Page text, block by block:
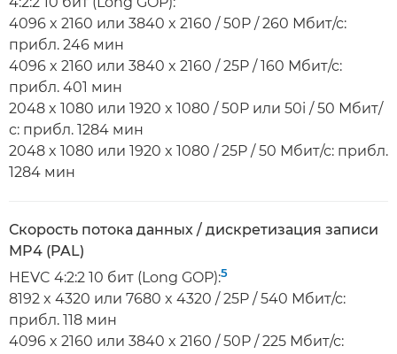
4096 x 2160 или 3840 x 2160 / 50P / 260 Мбит/с:
прибл. 246 мин
4096 x 2160 или 3840 x 2160 / 25P / 160 Мбит/с:
прибл. 401 мин
2048 x 1080 или 1920 x 1080 / 50P или 50i / 50 Мбит/
с: прибл. 1284 мин
2048 x 1080 или 1920 x 1080 / 25P / 50 Мбит/с: прибл.
1284 мин
Скорость потока данных / дискретизация записи
MP4 (PAL)
HEVC 4:2:2 10 бит (Long GOP):5
8192 x 4320 или 7680 x 4320 / 25P / 540 Мбит/с:
прибл. 118 мин
4096 x 2160 или 3840 x 2160 / 50P / 225 Мбит/с: